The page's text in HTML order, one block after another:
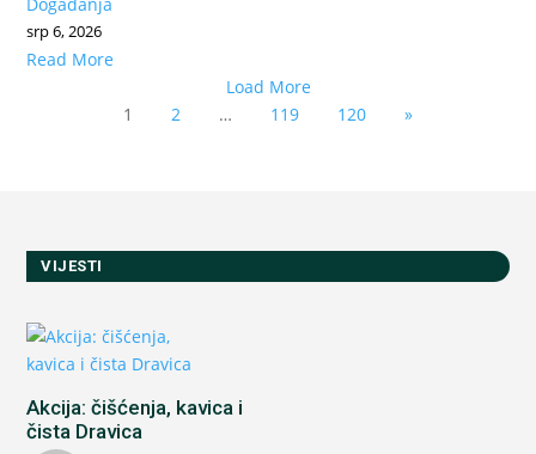
srp 6, 2026
Read More
Load More
1
2 … 119 120 »
VIJESTI
Akcija: čišćenja, kavica i
čista Dravica